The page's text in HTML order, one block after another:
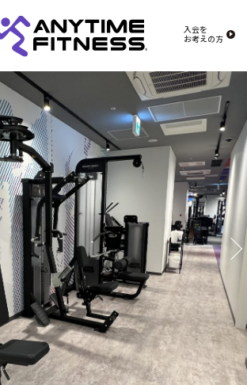
入会を
お考えの方